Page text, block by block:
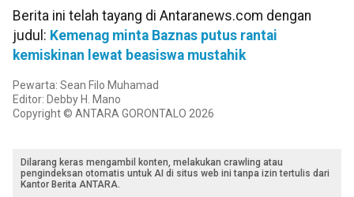
Berita ini telah tayang di Antaranews.com dengan
judul: Kemenag minta Baznas putus rantai
kemiskinan lewat beasiswa mustahik
Pewarta: Sean Filo Muhamad
Editor: Debby H. Mano
Copyright © ANTARA GORONTALO 2026
Dilarang keras mengambil konten, melakukan crawling atau
pengindeksan otomatis untuk AI di situs web ini tanpa izin tertulis dari
Kantor Berita ANTARA.